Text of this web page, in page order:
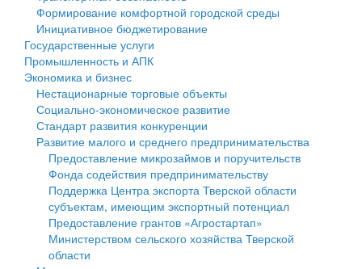
Государственные услуги
Промышленность и АПК
Экономика и бизнес
Символика
Устав
Гостям округа
Туризм
Культура
Образование
Здравоохранение
Социальная защита
муниципального округа Тверской области
Администрация Кашинского муниципального округа
Тверской области
Управление сельскими территориями
Открытые данные
Работа с обращениями граждан
Муниципальный контроль
Муниципальные услуги
Финансовое управление
Бюджет для граждан
Имущество
Выявление правообладателей ранее учтенных
объектов недвижимости
Имущественная поддержка субъектов малого и
среднего предпринимательства
Информационная поддержка субъектов малого и
Формирование комфортной городской среды
Инициативное бюджетирование
Государственные услуги
Промышленность и АПК
Экономика и бизнес
Нестационарные торговые объекты
Социально-экономическое развитие
Стандарт развития конкуренции
Развитие малого и среднего предпринимательства
Предоставление микрозаймов и поручительств
Фонда содействия предпринимательству
Поддержка Центра экспорта Тверской области
субъектам, имеющим экспортный потенциал
Предоставление грантов «Агростартап»
Министерством сельского хозяйства Тверской
области